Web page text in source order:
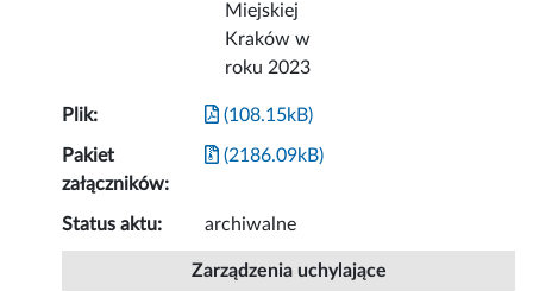
Miejskiej
Kraków w
roku 2023
Plik: (108.15kB)
Pakiet
załączników:
(2186.09kB)
Status aktu: archiwalne
Zarządzenia uchylające